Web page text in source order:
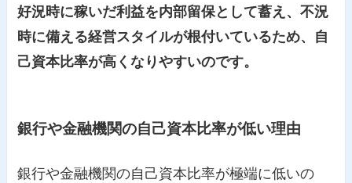
好況時に稼いだ利益を内部留保として蓄え、不況
時に備える経営スタイルが根付いているため、自
己資本比率が高くなりやすいのです。
銀行や金融機関の自己資本比率が低い理由
銀行や金融機関の自己資本比率が極端に低いの